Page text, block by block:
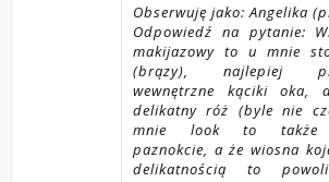
Obserwuję jako: Angelika
Odpowiedź na pytanie:
makijazowy to u mnie
(brązy), najlepiej
wewnętrzne kąciki oka,
delikatny róż (byle nie
mnie look to także
paznokcie, a że wiosna
delikatnością to